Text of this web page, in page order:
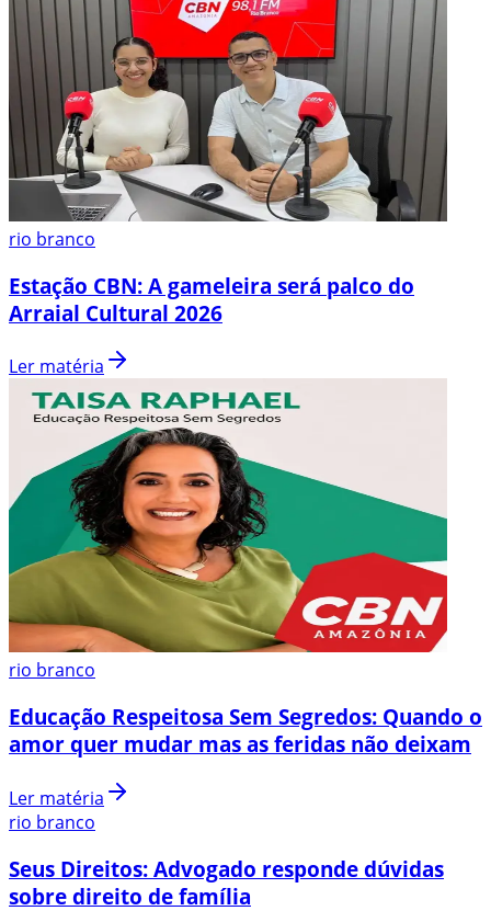
rio branco
Estação CBN: A gameleira será palco do
Arraial Cultural 2026
Ler matéria
rio branco
Educação Respeitosa Sem Segredos: Quando o
amor quer mudar mas as feridas não deixam
Ler matéria
rio branco
Seus Direitos: Advogado responde dúvidas
sobre direito de família